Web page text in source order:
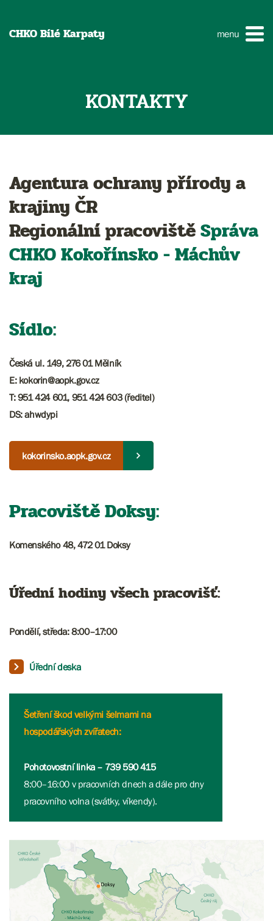
CHKO Bílé Karpaty menu
KONTAKTY
Agentura ochrany přírody a
krajiny ČR
Regionální pracovištěSpráva
CHKOKokořínsko - Máchův
kraj
Sídlo:
Česká ul. 149, 276 01 Mělník
E: kokorin@aopk.gov.cz
T: 951 424 601, 951 424 603 (ředitel)
DS: ahwdypi
kokorinsko.aopk.gov.cz
Pracoviště Doksy:
Komenského 48, 472 01 Doksy
Úřední hodiny všech pracovišť:
Pondělí, středa: 8:00–17:00​​​​​
Úřední deska
Šetření škod velkými šelmami na
hospodářských zvířatech:
Pohotovostní linka – 739 590 415
8:00–16:00 v pracovních dnech a dále pro dny
pracovního volna (svátky, víkendy).